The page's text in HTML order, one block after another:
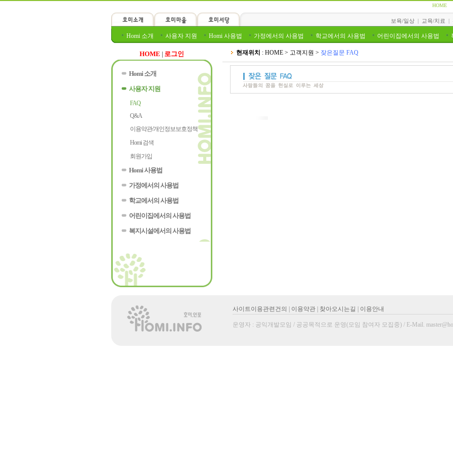
HOME
보육/일상 | 교육/치료 |
Homi 소개 사용자 지원 Homi 사용법 가정에서의 사용법 학교에서의 사용법 어린이집에서의 사용법
HOME 로그인
Homi 소개
사용자 지원
FAQ
Q&A
이용약관/개인정보보호정책
Homi 검색
회원가입
Homi 사용법
가정에서의 사용법
학교에서의 사용법
어린이집에서의 사용법
복지시설에서의 사용법
사이트이용관련건의 이용약관 찾아오시는길 이용안내
운영자 : 공익개발모임 / 공공목적으로 운영(모임 참여자 모집중) / E-Mail.